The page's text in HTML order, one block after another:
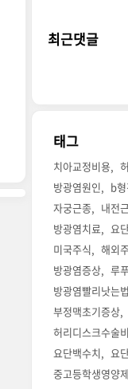
최근댓글
태그
치아교정비용
방광염원인
b
자궁근종
내전
방광염치료
요
미국주식
해외
방광염증상
루
방광염빨리낫는법
부정맥초기증상
허리디스크수술
요단백수치
요
중고등학생영양제